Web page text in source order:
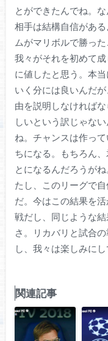
とができたんでね。
相手は結構自信があ
ムがマリボルで勝っ
我々がそれを初めて
に値したと思う。本
いく分には良いんだ
由を説明しなければ
しいという訳じゃな
ね。チャンスは作っ
ちになる。もちろん
とになるんだろうが
たし、このリーグで
だ。今はこの結果を
戦だし、同じような
さ。リカバリと試合
し、我々は楽しみにし
関連記事